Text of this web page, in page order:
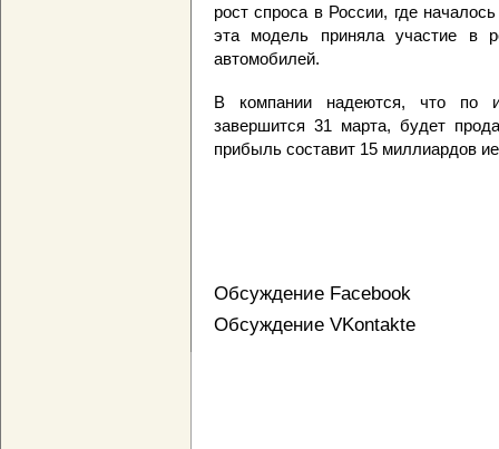
рост спроса в России, где
эта модель приняла участие в
автомобилей.
В компании надеются, что по
завершится 31 марта, будет
прибыль составит 15 миллиардов
Обсуждение Facebook
Обсуждение VKontakte